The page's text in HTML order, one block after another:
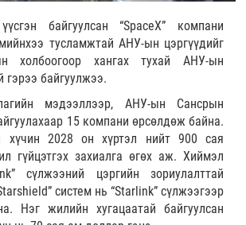
байгуулсан “SpaceX” компани
тусламжтай АНУ-ын цэргүүдийг
холбоогоор хангах тухай АНУ-ын
гэрээ байгуулжээ.
мэдээллээр, АНУ-ын Сансрын
15 компани өрсөлдөж байна.
2028 он хүртэл нийт 900 сая
гүйцэтгэх захиалга өгөх аж. Хиймэл
сүлжээний цэргийн зориулалттай
систем нь “Starlink” сүлжээгээр
Нэг жилийн хугацаатай байгуулсан